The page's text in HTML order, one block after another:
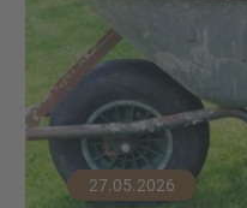
27.05.2026